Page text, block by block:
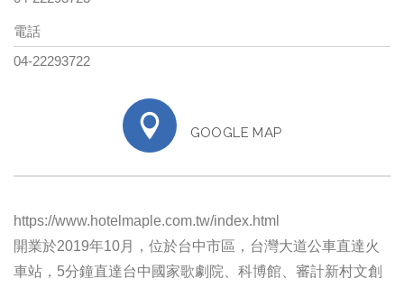
電話
04-22293722
GOOGLE MAP
https://www.hotelmaple.com.tw/index.html
開業於2019年10月，位於台中市區，台灣大道公車直達火
車站，5分鐘直達台中國家歌劇院、科博館、審計新村文創